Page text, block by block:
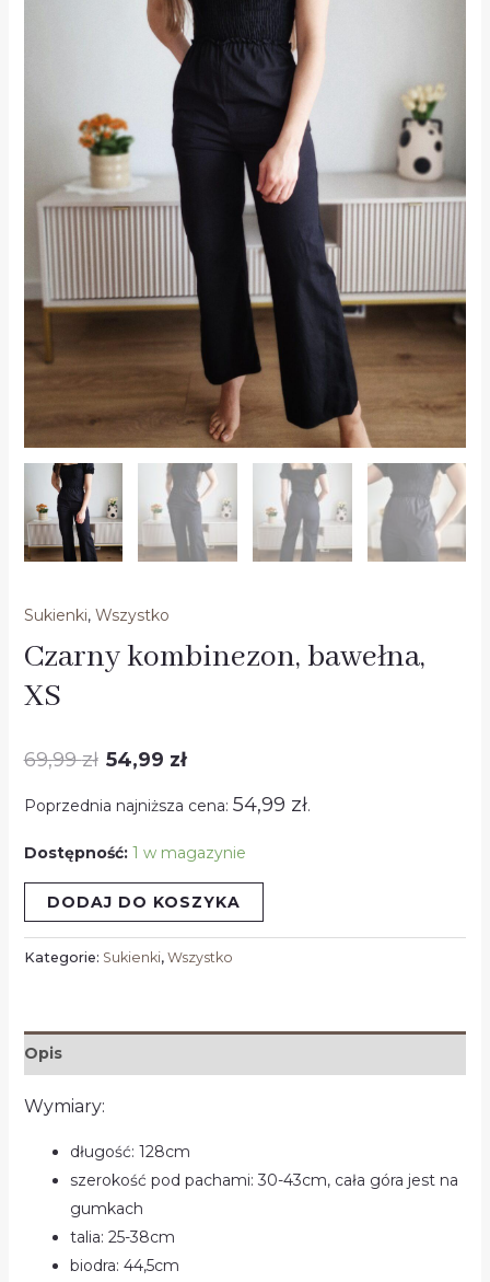
Sukienki, Wszystko
Czarny kombinezon, bawełna,
XS
69,99zł
69,99 zł.
54,99 zł
54,99 zł.
Poprzednia najniższa cena: 54,99 zł.
Dostępność: 1 w magazynie
DODAJ DO KOSZYKA
Kategorie: Sukienki, Wszystko
Opis
Wymiary:
długość: 128cm
szerokość pod pachami: 30-43cm, cała góra jest na
gumkach
talia: 25-38cm
biodra: 44,5cm